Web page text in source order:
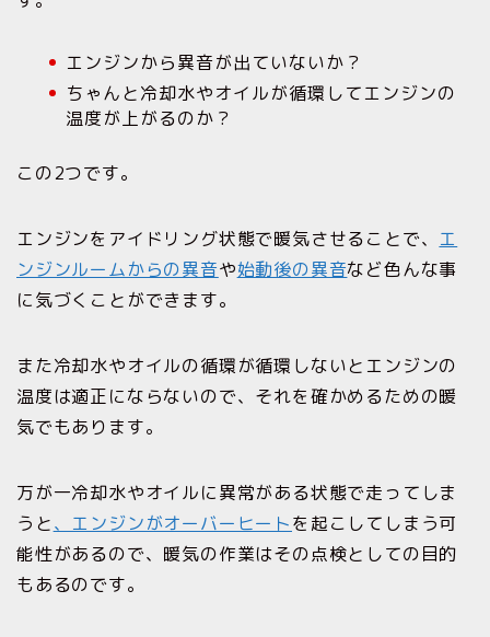
エンジンから異音が出ていないか？
ちゃんと冷却水やオイルが循環してエンジンの
温度が上がるのか？
この2つです。
エンジンをアイドリング状態で暖気させることで、 エ
ンジンルームからの異音や始動後の異音など色んな事
に気づくことができます。
また冷却水やオイルの循環が循環しないとエンジンの
温度は適正にならないので、それを確かめるための暖
気でもあります。
万が一冷却水やオイルに異常がある状態で走ってしま
うと、エンジンがオーバーヒートを起こしてしまう可
能性があるので、暖気の作業はその点検としての目的
もあるのです。